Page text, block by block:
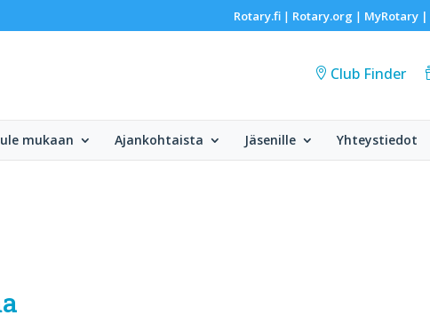
Rotary.fi| Rotary.org | MyRotary |
Club Finder
mukaan Ajankohtaista Jäsenille Yhteystiedot